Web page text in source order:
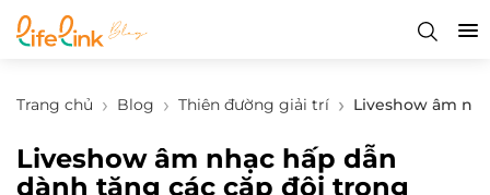
Trang chủ Blog Thiên đường giải trí Liveshow âm
Liveshow âm nhạc hấp dẫn
dành tặng các cặp đôi trong